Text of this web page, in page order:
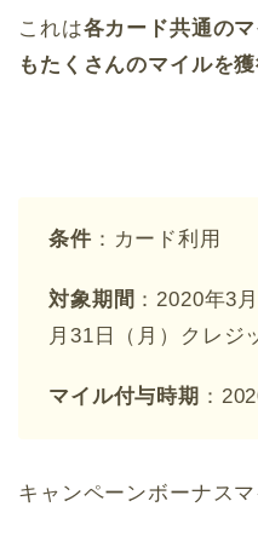
これは各カード共通の
もたくさんのマイルを
条件 ：カード利用
対象期間 ：2020年3
月31日（月）クレジ
マイル付与時期 ：
キャンペーンボーナス